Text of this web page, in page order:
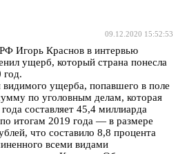
09.12.2020 15:52:53
Игорь Краснов в интервью
ущерб, который страна понесла
год.
ущерба, попавшего в поле
по уголовным делам, которая
составляет 45,4 миллиарда
итогам 2019 года — в размере
что составило 8,8 процента
всеми видами